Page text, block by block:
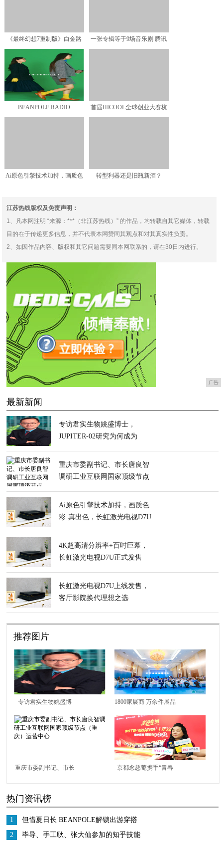
《最终幻想7重制版》白金路
一张专辑等于9场音乐剧 腾讯
BEANPOLE RADIO
首届HICOOL全球创业大赛杭
Ai原色引擎技术加持，画质色
转型利器还是旧瓶新酒？
江苏热线版权及免责声明：
1、凡本网注明 “来源：***（非江苏热线）” 的作品，均转载自其它媒体，转载
目的在于传递更多信息，并不代表本网赞同其观点和对其真实性负责。
2、如因作品内容、版权和其它问题需要同本网联系的，请在30日内进行。
广告
最新新闻
专访君实生物姚盛博士，
JUPITER-02研究为何成为
药研究
重庆市委副书记、市长唐良智
调研工业互联网国家顶级节点
Ai原色引擎技术加持，画质色
彩·真出色，长虹激光电视D7U
4K超高清分辨率+百吋巨幕，
长虹激光电视D7U正式发售
长虹激光电视D7U上线发售，
客厅影院换代理想之选
推荐图片
专访君实生物姚盛博
士，JUPITER-02研究为
何成为ASCO全体大会
1800家展商 万余件展品
cippe2021北京石油展6
月8日盛大开幕
重庆市委副书记、市长
国家顶级节点（重庆）
京都念慈菴携手“青春
热门资讯榜
1
但惜夏日长 BEANPOLE解锁出游穿搭
2
毕导、手工耿、张大仙参加的知乎技能